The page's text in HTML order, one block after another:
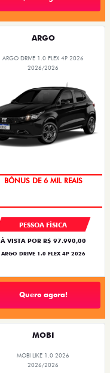
ARGO
ARGO DRIVE 1.0 FLEX 4P 2026
2026/2026
BÔNUS DE 6 MIL REAIS
PESSOA FÍSICA
À VISTA POR R$ 97.990,00
ARGO DRIVE 1.0 FLEX 4P 2026
Quero agora!
MOBI
MOBI LIKE 1.0 2026
2026/2026